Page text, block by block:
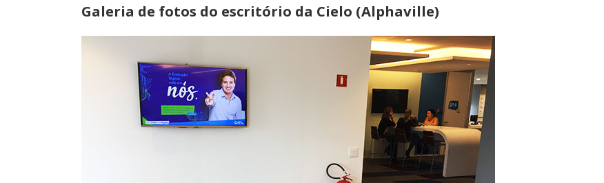
Galeria de fotos do escritório da Cielo (Alphaville)